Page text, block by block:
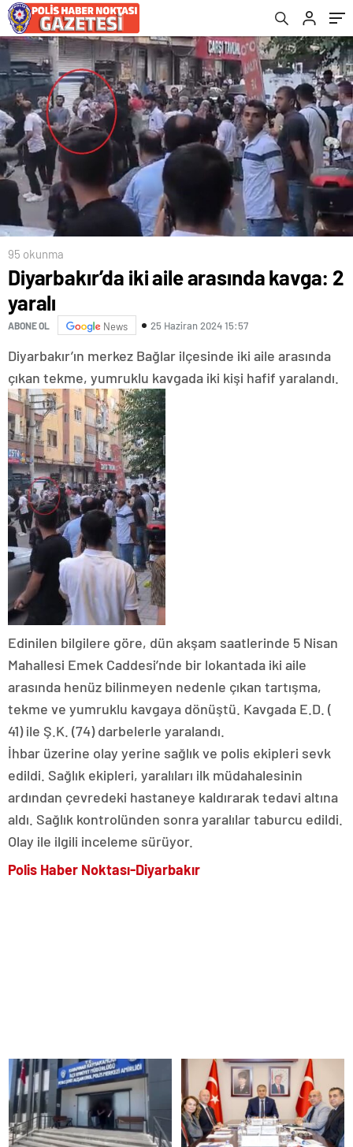
95 okunma
Diyarbakır’da iki aile arasında kavga: 2
yaralı
ABONE OL News 25 Haziran 2024 15:57
Diyarbakır’ın merkez Bağlar ilçesinde iki aile arasında
çıkan tekme, yumruklu kavgada iki kişi hafif yaralandı.
Edinilen bilgilere göre, dün akşam saatlerinde 5 Nisan
Mahallesi Emek Caddesi’nde bir lokantada iki aile
arasında henüz bilinmeyen nedenle çıkan tartışma,
tekme ve yumruklu kavgaya dönüştü. Kavgada E.D. (
41) ile Ş.K. (74) darbelerle yaralandı.
İhbar üzerine olay yerine sağlık ve polis ekipleri sevk
edildi. Sağlık ekipleri, yaralıları ilk müdahalesinin
ardından çevredeki hastaneye kaldırarak tedavi altına
aldı. Sağlık kontrolünden sonra yaralılar taburcu edildi.
Olay ile ilgili inceleme sürüyor.
Polis Haber Noktası-Diyarbakır